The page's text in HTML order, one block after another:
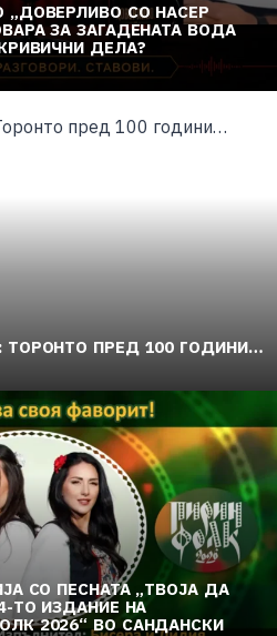
СО НАСЕР
ЗА ЗАГАДЕНАТА ВОДА
ДЕЛА?
ПРЕД 100 ГОДИНИ…
СО ПЕСНАТА „ТВОЈА ДА
ТО ИЗДАНИЕ НА
2026“ ВО САНДАНСКИ